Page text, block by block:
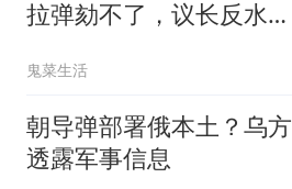
拉弹劾不了，议长反水，
鬼菜生活
朝导弹部署俄本土？乌方
透露军事信息